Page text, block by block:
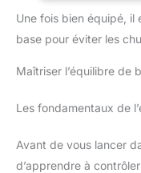
𝗢𝗪𝗡𝗘𝗗 𝗗𝗘𝗣𝗨𝗜𝗦
Une fois bien équipé, il
base pour éviter les
Maîtriser l’équilibre de
Les fondamentaux de
Avant de vous lancer
d’apprendre à